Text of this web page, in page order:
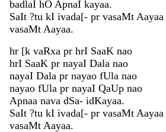
badlaI hO ApnaI kayaa.
SaIt ?tu kI ivada[- pr vasaMt Aayaa
vasaMt Aayaa.
hr [k vaRxa pr hrI SaaK nao
hrI SaaK pr nayaI Dala nao
nayaI Dala pr nayao fUla nao
nayao fUla pr nayaI QaUp nao
Apnaa nava dSa- idKayaa.
SaIt ?tu kI ivada[- pr vasaMt Aayaa
vasaMt Aayaa.